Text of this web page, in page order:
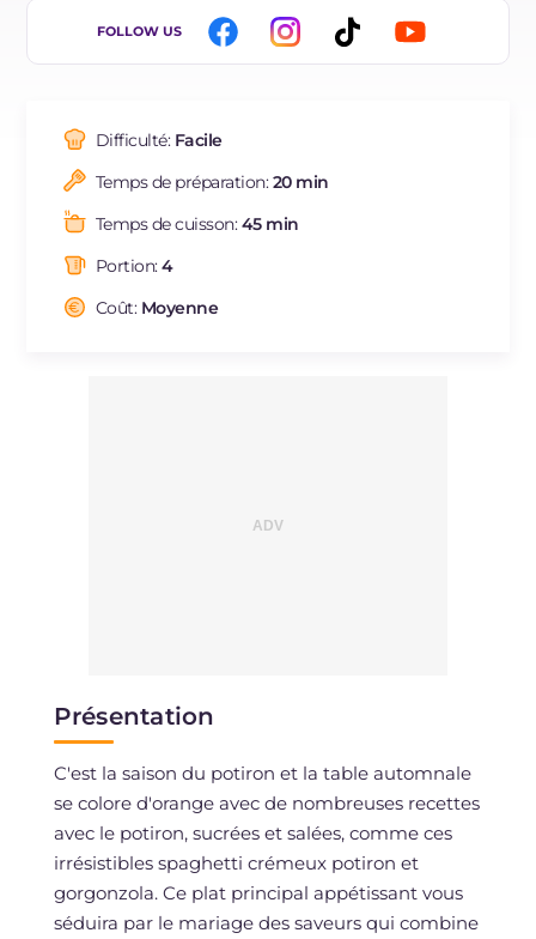
ES
BR
NL
FOLLOW US
Difficulté: Facile
Temps de préparation:20 min
Temps de cuisson:45 min
Portion:4
Coût: Moyenne
Présentation
C'est la saison du potiron et la table automnale
se colore d'orange avec de nombreuses recettes
avec le potiron, sucrées et salées, comme ces
irrésistibles spaghetti crémeux potiron et
gorgonzola. Ce plat principal appétissant vous
séduira par le mariage des saveurs qui combine